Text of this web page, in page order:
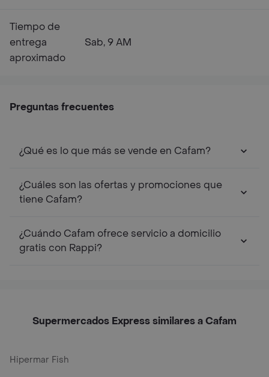
Tiempo de
entrega
aproximado
Sab, 9 AM
Preguntas frecuentes
¿Qué es lo que más se vende en Cafam?
¿Cuáles son las ofertas y promociones que
tiene Cafam?
¿Cuándo Cafam ofrece servicio a domicilio
gratis con Rappi?
Supermercados Express similares a Cafam
Hipermar Fish